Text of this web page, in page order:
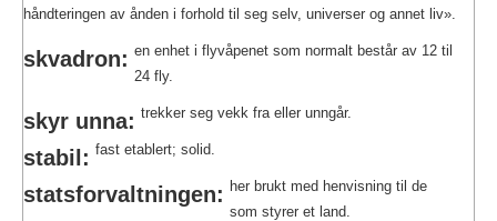
håndteringen av ånden i forhold til seg selv, universer og annet liv».
skvadron: en enhet i flyvåpenet som normalt består av 12 til
24 fly.
skyr unna: trekker seg vekk fra eller unngår.
stabil: fast etablert; solid.
statsforvaltningen: her brukt med henvisning til de
som styrer et land.